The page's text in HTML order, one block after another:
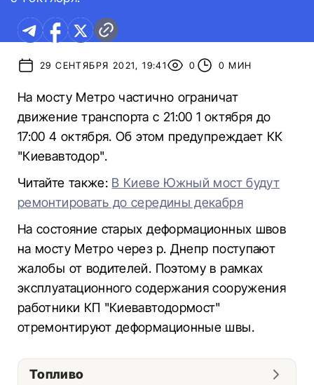
29 СЕНТЯБРЯ 2021, 19:41 0 0 МИН
На мосту Метро частично ограничат
движение транспорта с 21:00 1 октября до
17:00 4 октября. Об этом предупреждает КК
"Киевавтодор".
Читайте также: В Киеве Южный мост будут
ремонтировать до середины декабря
На состояние старых деформационных швов
на мосту Метро через р. Днепр поступают
жалобы от водителей. Поэтому в рамках
эксплуатационного содержания сооружения
работники КП "Киевавтодормост"
отремонтируют деформационные швы.
Топливо